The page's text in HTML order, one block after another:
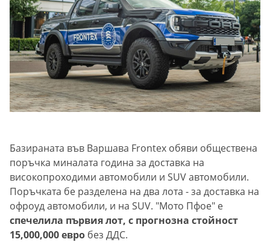
Базираната във Варшава Frontex обяви обществена
поръчка миналата година за доставка на
високопроходими автомобили и SUV автомобили.
Поръчката бе разделена на два лота - за доставка на
офроуд автомобили, и на SUV. "Мото Пфое" е
спечелила първия лот, с прогнозна стойност
15,000,000 евро без ДДС.